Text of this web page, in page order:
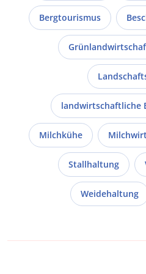
Bergtourismus
landwirtschaftliche
Milchkühe
Stallhaltung
Weidehaltung